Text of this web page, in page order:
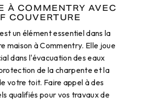
À COMMENTRY AVEC
COUVERTURE
un élément essentiel dans la
maison à Commentry. Elle joue
dans l'évacuation des eaux
de la charpente et la
votre toit. Faire appel à des
qualifiés pour vos travaux de